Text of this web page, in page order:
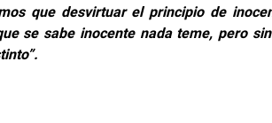
que desvirtuar el principio de
se sabe inocente nada teme, pero